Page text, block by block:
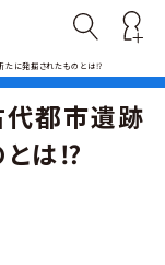
たに発掘されたものとは⁉︎
都市遺跡
とは⁉︎